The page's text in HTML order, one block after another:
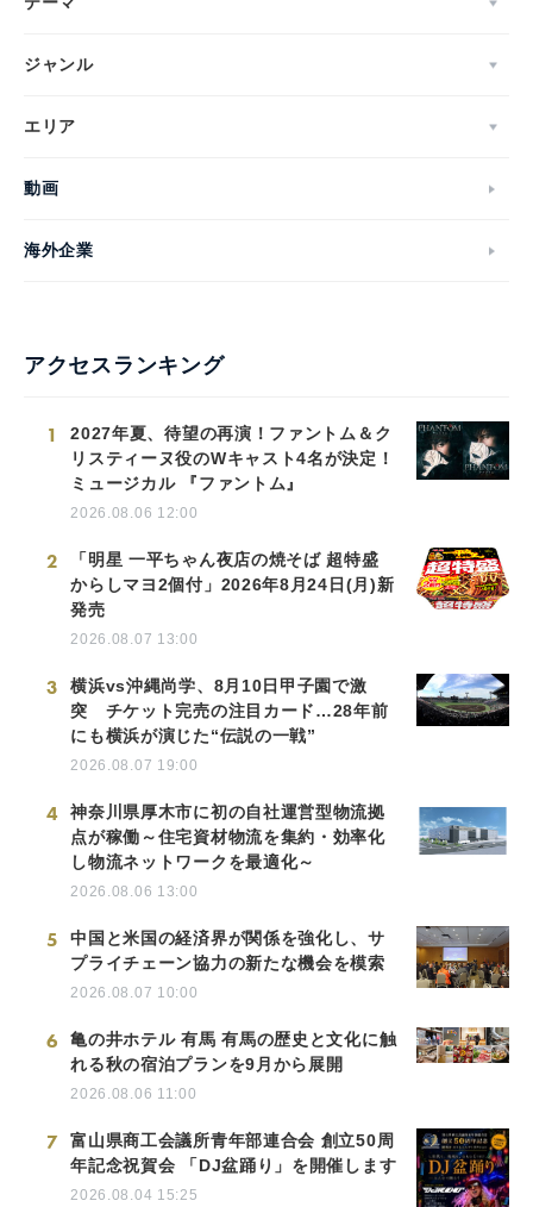
ジャンル
エリア
動画
海外企業
アクセスランキング
1
2027年夏、待望の再演！ファントム＆ク
リスティーヌ役のWキャスト4名が決定！
ミュージカル 『ファントム』
2026.08.06 12:00
2
「明星 一平ちゃん夜店の焼そば 超特盛
からしマヨ2個付」2026年8月24日(月)新
発売
2026.08.07 13:00
3
横浜vs沖縄尚学、8月10日甲子園で激
突 チケット完売の注目カード…28年前
にも横浜が演じた“伝説の一戦”
2026.08.07 19:00
4
神奈川県厚木市に初の自社運営型物流拠
点が稼働～住宅資材物流を集約・効率化
し物流ネットワークを最適化～
2026.08.06 13:00
5
中国と米国の経済界が関係を強化し、サ
プライチェーン協力の新たな機会を模索
2026.08.07 10:00
6
亀の井ホテル 有馬 有馬の歴史と文化に触
れる秋の宿泊プランを9月から展開
2026.08.06 11:00
7
富山県商工会議所青年部連合会 創立50周
年記念祝賀会 「DJ盆踊り」を開催します
2026.08.04 15:25